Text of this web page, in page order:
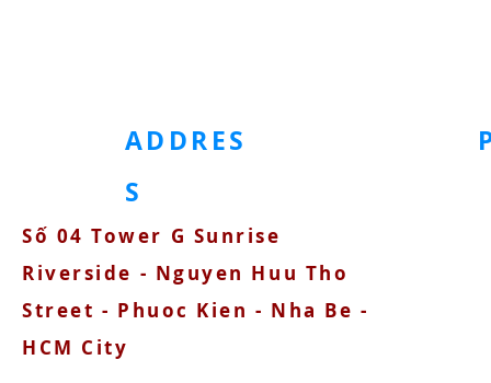
ADDRES
S
Số 04 Tower G Sunrise
Riverside - Nguyen Huu Tho
Street - Phuoc Kien - Nha Be -
HCM City